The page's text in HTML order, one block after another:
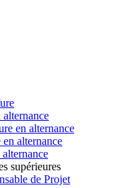
en alternance
alternance
supérieures
de Projet